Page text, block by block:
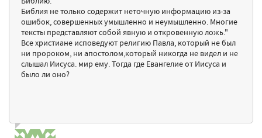
Библия не только содержит неточную информацию из-за
ошибок, совершенных умышленно и неумышленно. Многие
тексты представляют собой явную и откровенную ложь."
Все христиане исповедуют религию Павла, который не был
ни пророком, ни апостолом,который никогда не видел и не
слышал Иисуса. мир ему. Тогда где Евангелие от Иисуса и
было ли оно?